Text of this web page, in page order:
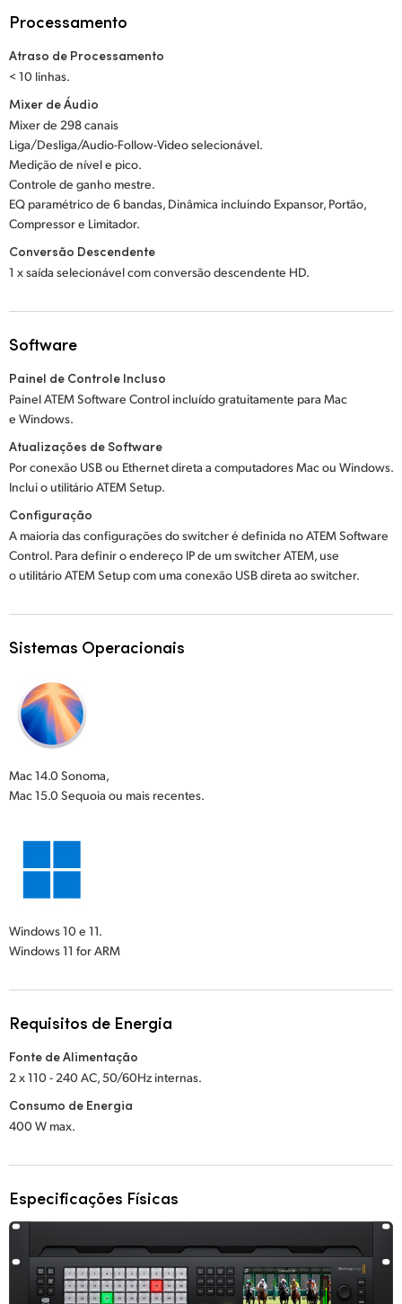
Processamento
Atraso de Processamento
< 10 linhas.
Mixer de Áudio
Mixer de 298 canais
Liga/Desliga/Audio-Follow-Video selecionável.
Medição de nível e pico.
Controle de ganho mestre.
EQ paramétrico de 6 bandas, Dinâmica incluindo Expansor, Portão,
Compressor e Limitador.
Conversão Descendente
1 x saída selecionável com conversão descendente HD.
Software
Painel de Controle Incluso
Painel ATEM Software Control incluído gratuitamente para Mac
e Windows.
Atualizações de Software
Por conexão USB ou Ethernet direta a computadores Mac ou Windows.
Inclui o utilitário ATEM Setup.
Configuração
A maioria das configurações do switcher é definida no ATEM Software
Control. Para definir o endereço IP de um switcher ATEM, use
o utilitário ATEM Setup com uma conexão USB direta ao switcher.
Sistemas Operacionais
Mac 14.0 Sonoma,
Mac 15.0 Sequoia ou mais recentes.
Windows 10 e 11.
Windows 11 for ARM
Requisitos de Energia
Fonte de Alimentação
2 x 110 - 240 AC, 50/60Hz internas.
Consumo de Energia
400 W max.
Especificações Físicas